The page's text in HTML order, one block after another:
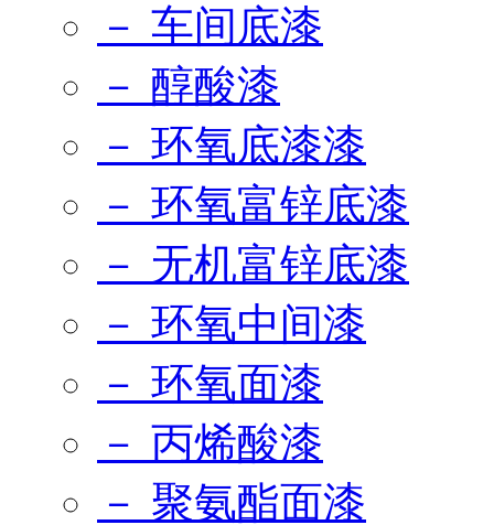
－ 车间底漆
－ 醇酸漆
－ 环氧底漆漆
－ 环氧富锌底漆
－ 无机富锌底漆
－ 环氧中间漆
－ 环氧面漆
－ 丙烯酸漆
－ 聚氨酯面漆